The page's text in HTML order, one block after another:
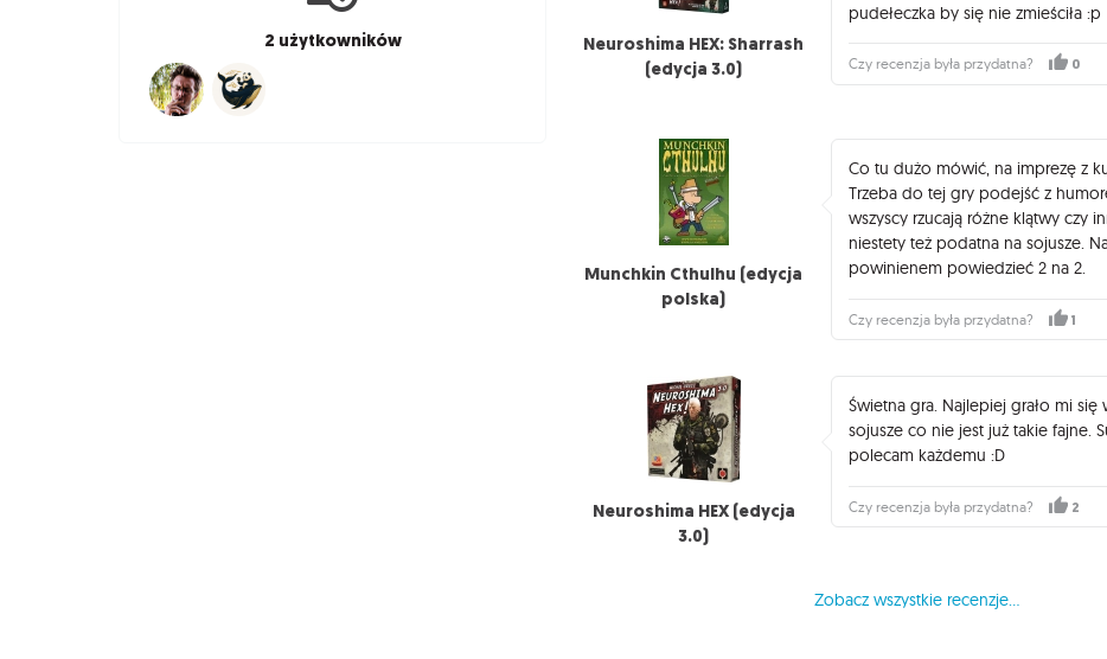
2 użytkowników
Neuroshima HEX: Sharrash
(edycja 3.0)
pudełeczka by się nie zmieściła :p
Czy recenzja była przydatna? 0
Munchkin Cthulhu (edycja
polska)
Co tu dużo mówić, na imprezę z
Trzeba do tej gry podejść z
wszyscy rzucają różne klątwy czy
niestety też podatna na sojusze.
powinienem powiedzieć 2 na 2.
Czy recenzja była przydatna? 1
Neuroshima HEX (edycja
3.0)
Świetna gra. Najlepiej grało mi
sojusze co nie jest już takie fajne.
polecam każdemu :D
Czy recenzja była przydatna? 2
Zobacz wszystkie recenzje...